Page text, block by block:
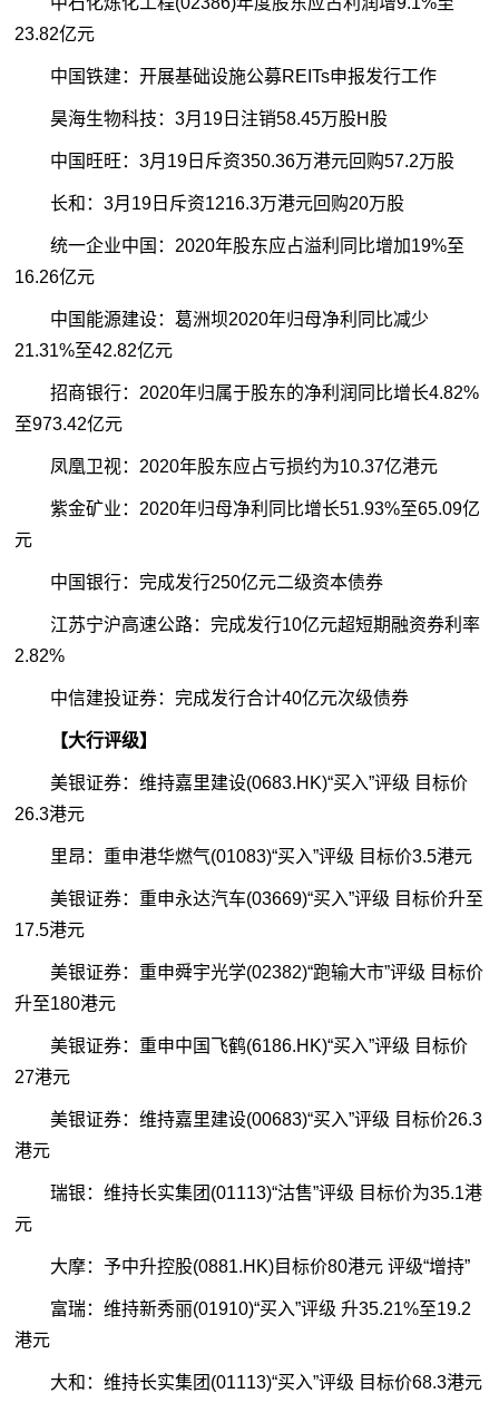
23.82亿元
中国铁建：开展基础设施公募REITs申报发行工作
昊海生物科技：3月19日注销58.45万股H股
中国旺旺：3月19日斥资350.36万港元回购57.2万股
长和：3月19日斥资1216.3万港元回购20万股
统一企业中国：2020年股东应占溢利同比增加19%至
16.26亿元
中国能源建设：葛洲坝2020年归母净利同比减少
21.31%至42.82亿元
招商银行：2020年归属于股东的净利润同比增长4.82%
至973.42亿元
凤凰卫视：2020年股东应占亏损约为10.37亿港元
紫金矿业：2020年归母净利同比增长51.93%至65.09亿
元
中国银行：完成发行250亿元二级资本债券
江苏宁沪高速公路：完成发行10亿元超短期融资券利率
2.82%
中信建投证券：完成发行合计40亿元次级债券
【大行评级】
美银证券：维持嘉里建设(0683.HK)“买入”评级 目标价
26.3港元
里昂：重申港华燃气(01083)“买入”评级 目标价3.5港元
美银证券：重申永达汽车(03669)“买入”评级 目标价升至
17.5港元
美银证券：重申舜宇光学(02382)“跑输大市”评级 目标价
升至180港元
美银证券：重申中国飞鹤(6186.HK)“买入”评级 目标价
27港元
美银证券：维持嘉里建设(00683)“买入”评级 目标价26.3
港元
瑞银：维持长实集团(01113)“沽售”评级 目标价为35.1港
元
大摩：予中升控股(0881.HK)目标价80港元 评级“增持”
富瑞：维持新秀丽(01910)“买入”评级 升35.21%至19.2
港元
大和：维持长实集团(01113)“买入”评级 目标价68.3港元